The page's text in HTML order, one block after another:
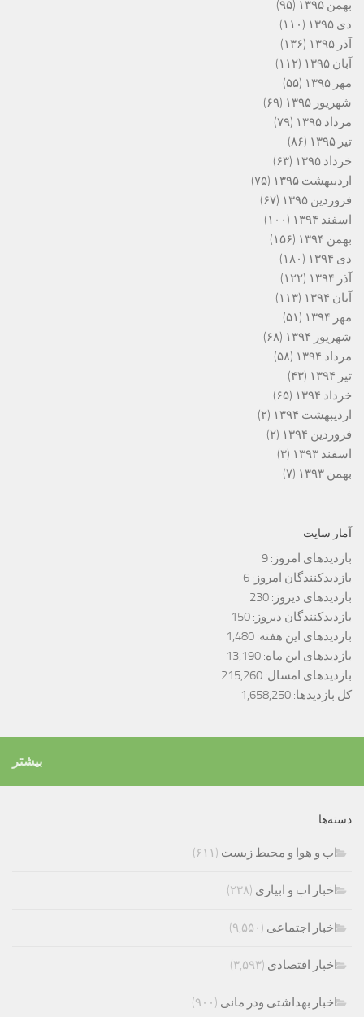
بهمن ۱۳۹۵
(۹۵)
دی ۱۳۹۵
(۱۱۰)
آذر ۱۳۹۵
(۱۳۶)
آبان ۱۳۹۵
(۱۱۲)
مهر ۱۳۹۵
(۵۵)
شهریور ۱۳۹۵
(۶۹)
مرداد ۱۳۹۵
(۷۹)
تیر ۱۳۹۵
(۸۶)
خرداد ۱۳۹۵
(۶۳)
اردیبهشت ۱۳۹۵
(۷۵)
فروردین ۱۳۹۵
(۶۷)
اسفند ۱۳۹۴
(۱۰۰)
بهمن ۱۳۹۴
(۱۵۶)
دی ۱۳۹۴
(۱۸۰)
آذر ۱۳۹۴
(۱۲۲)
آبان ۱۳۹۴
(۱۱۳)
مهر ۱۳۹۴
(۵۱)
شهریور ۱۳۹۴
(۶۸)
مرداد ۱۳۹۴
(۵۸)
تیر ۱۳۹۴
(۴۳)
خرداد ۱۳۹۴
(۶۵)
اردیبهشت ۱۳۹۴
(۲)
فروردین ۱۳۹۴
(۲)
اسفند ۱۳۹۳
(۳)
بهمن ۱۳۹۳
(۷)
آمار سایت
بازدیدهای امروز: 9
بازدیدکنندگان امروز: 6
بازدیدهای دیروز: 230
بازدیدکنندگان دیروز: 150
بازدیدهای این هفته: 1,480
بازدیدهای این ماه: 13,190
بازدیدهای امسال: 215,260
کل بازدیدها: 1,658,250
بیشتر
دسته‌ها
اب و هوا و محیط زیست (۶۱۱)
اخبار اب و ابیاری (۲۳۸)
اخبار اجتماعی (۹,۵۵۰)
اخبار اقتصادی (۳,۵۹۳)
اخبار بهداشتی ودر مانی (۹۰۰)